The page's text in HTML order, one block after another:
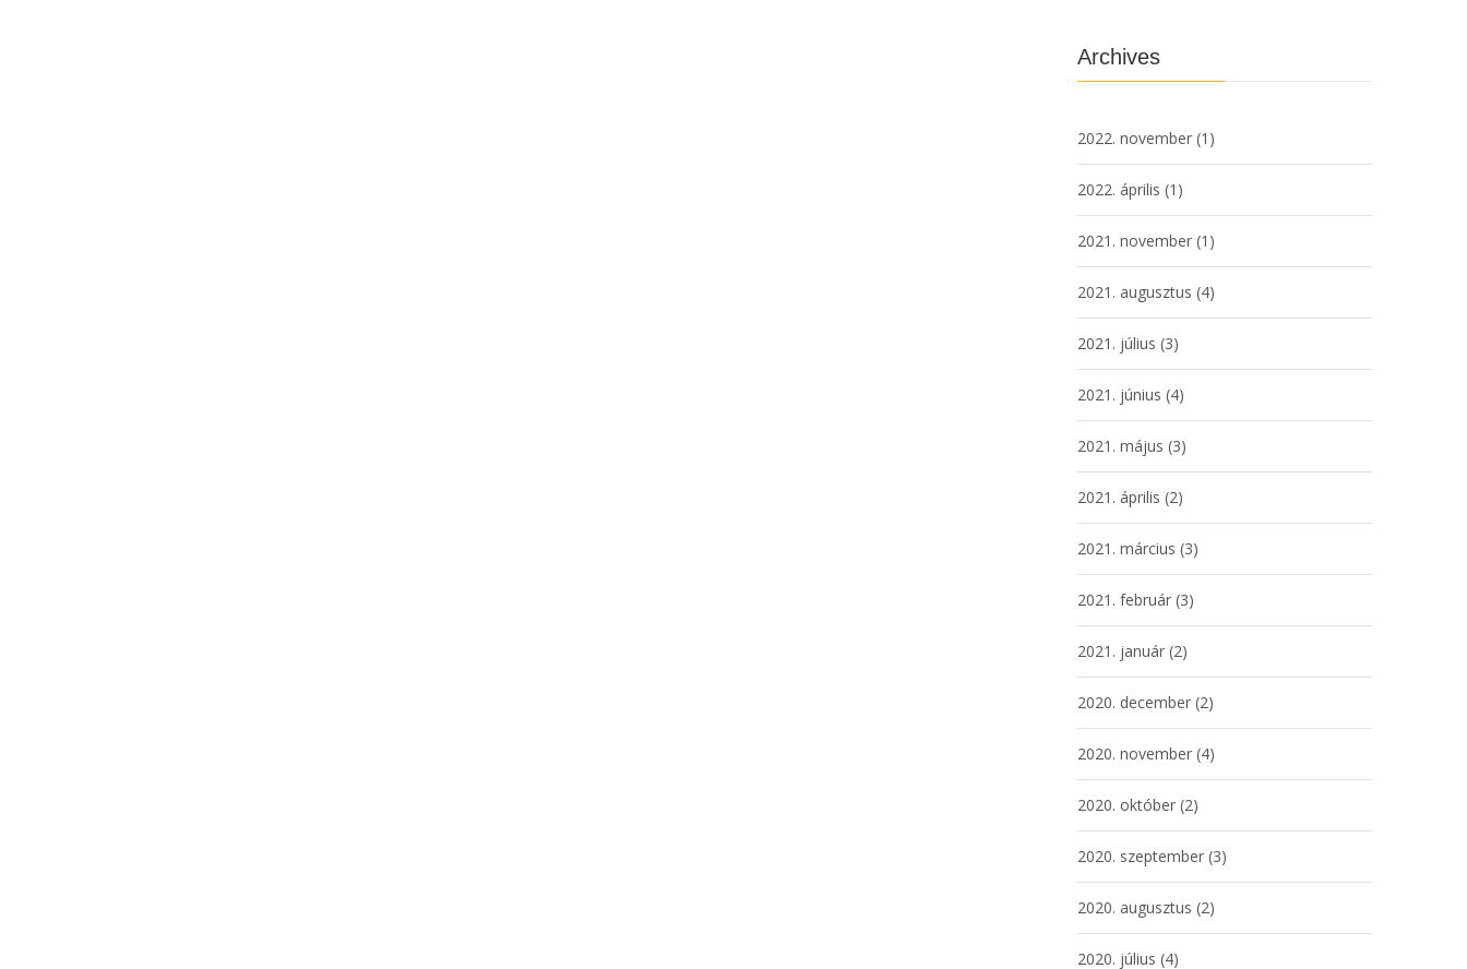
Archives
2022. november (1)
2022. április (1)
2021. november (1)
2021. augusztus (4)
2021. július (3)
2021. június (4)
2021. május (3)
2021. április (2)
2021. március (3)
2021. február (3)
2021. január (2)
2020. december (2)
2020. november (4)
2020. október (2)
2020. szeptember (3)
2020. augusztus (2)
2020. július (4)